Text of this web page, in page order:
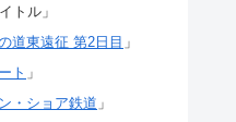
ル」
道東遠征 第2日目 」
ト 」
・ショア鉄道 」